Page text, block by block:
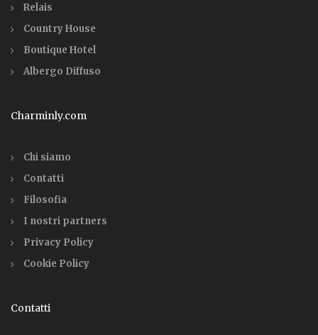
Relais
Country House
Boutique Hotel
Albergo Diffuso
Charminly.com
Chi siamo
Contatti
Filosofia
I nostri partners
Privacy Policy
Cookie Policy
Contatti